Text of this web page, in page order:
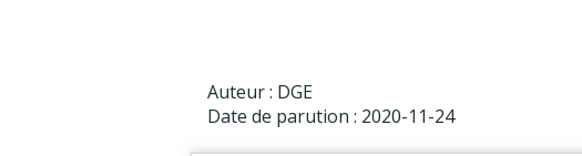
Auteur : DGE
Date de parution : 2020-11-24